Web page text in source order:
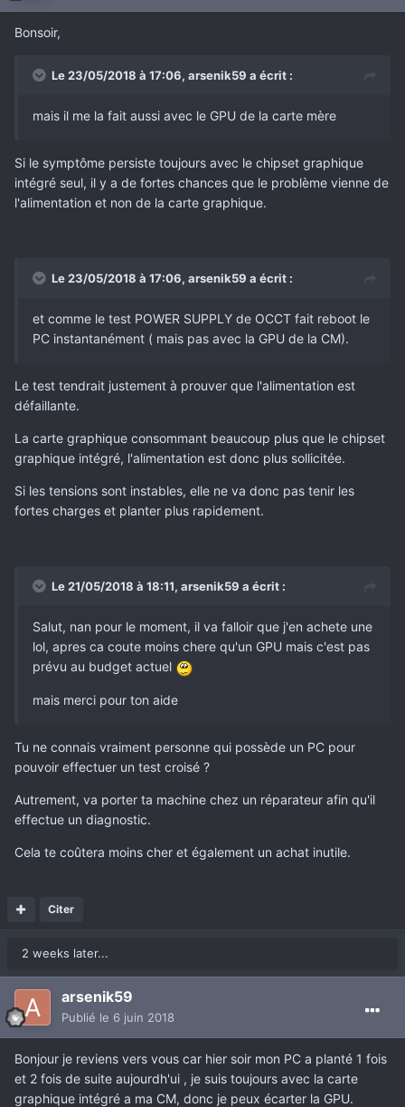
Bonsoir,
Le 23/05/2018 à 17:06, arsenik59 a écrit :
mais il me la fait aussi avec le GPU de la carte mère
Si le symptôme persiste toujours avec le chipset graphique
intégré seul, il y a de fortes chances que le problème vienne de
l'alimentation et non de la carte graphique.
Le 23/05/2018 à 17:06, arsenik59 a écrit :
et comme le test POWER SUPPLY de OCCT fait reboot le
PC instantanément ( mais pas avec la GPU de la CM).
Le test tendrait justement à prouver que l'alimentation est
défaillante.
La carte graphique consommant beaucoup plus que le chipset
graphique intégré, l'alimentation est donc plus sollicitée.
Si les tensions sont instables, elle ne va donc pas tenir les
fortes charges et planter plus rapidement.
Le 21/05/2018 à 18:11, arsenik59 a écrit :
Salut, nan pour le moment, il va falloir que j'en achete une
lol, apres ca coute moins chere qu'un GPU mais c'est pas
prévu au budget actuel
mais merci pour ton aide
Tu ne connais vraiment personne qui possède un PC pour
pouvoir effectuer un test croisé ?
Autrement, va porter ta machine chez un réparateur afin qu'il
effectue un diagnostic.
Cela te coûtera moins cher et également un achat inutile.
Citer
2 weeks later...
arsenik59
Publié le 6 juin 2018
Bonjour je reviens vers vous car hier soir mon PC a planté 1 fois
et 2 fois de suite aujourdh'ui , je suis toujours avec la carte
graphique intégré a ma CM, donc je peux écarter la GPU.